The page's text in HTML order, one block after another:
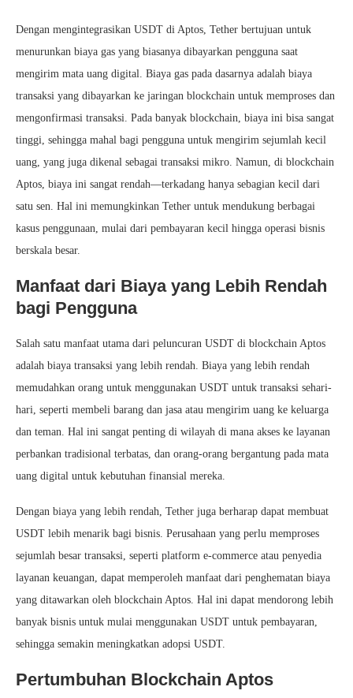
Dengan mengintegrasikan USDT di Aptos, Tether bertujuan untuk
menurunkan biaya gas yang biasanya dibayarkan pengguna saat
mengirim mata uang digital. Biaya gas pada dasarnya adalah biaya
transaksi yang dibayarkan ke jaringan blockchain untuk memproses dan
mengonfirmasi transaksi. Pada banyak blockchain, biaya ini bisa sangat
tinggi, sehingga mahal bagi pengguna untuk mengirim sejumlah kecil
uang, yang juga dikenal sebagai transaksi mikro. Namun, di blockchain
Aptos, biaya ini sangat rendah—terkadang hanya sebagian kecil dari
satu sen. Hal ini memungkinkan Tether untuk mendukung berbagai
kasus penggunaan, mulai dari pembayaran kecil hingga operasi bisnis
berskala besar.
Manfaat dari Biaya yang Lebih Rendah
bagi Pengguna
Salah satu manfaat utama dari peluncuran USDT di blockchain Aptos
adalah biaya transaksi yang lebih rendah. Biaya yang lebih rendah
memudahkan orang untuk menggunakan USDT untuk transaksi sehari-
hari, seperti membeli barang dan jasa atau mengirim uang ke keluarga
dan teman. Hal ini sangat penting di wilayah di mana akses ke layanan
perbankan tradisional terbatas, dan orang-orang bergantung pada mata
uang digital untuk kebutuhan finansial mereka.
Dengan biaya yang lebih rendah, Tether juga berharap dapat membuat
USDT lebih menarik bagi bisnis. Perusahaan yang perlu memproses
sejumlah besar transaksi, seperti platform e-commerce atau penyedia
layanan keuangan, dapat memperoleh manfaat dari penghematan biaya
yang ditawarkan oleh blockchain Aptos. Hal ini dapat mendorong lebih
banyak bisnis untuk mulai menggunakan USDT untuk pembayaran,
sehingga semakin meningkatkan adopsi USDT.
Pertumbuhan Blockchain Aptos